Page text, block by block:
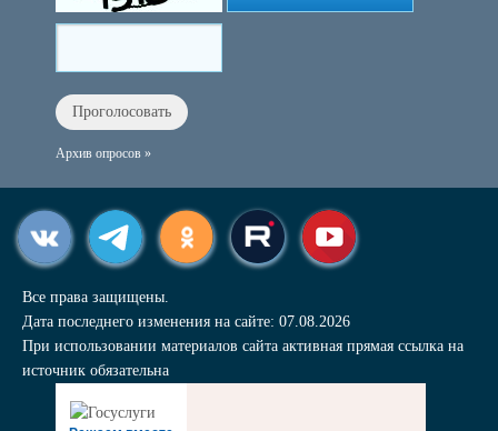
Архив опросов »
Все права защищены.
Дата последнего изменения на сайте: 07.08.2026
При использовании материалов сайта активная прямая ссылка на
источник обязательна